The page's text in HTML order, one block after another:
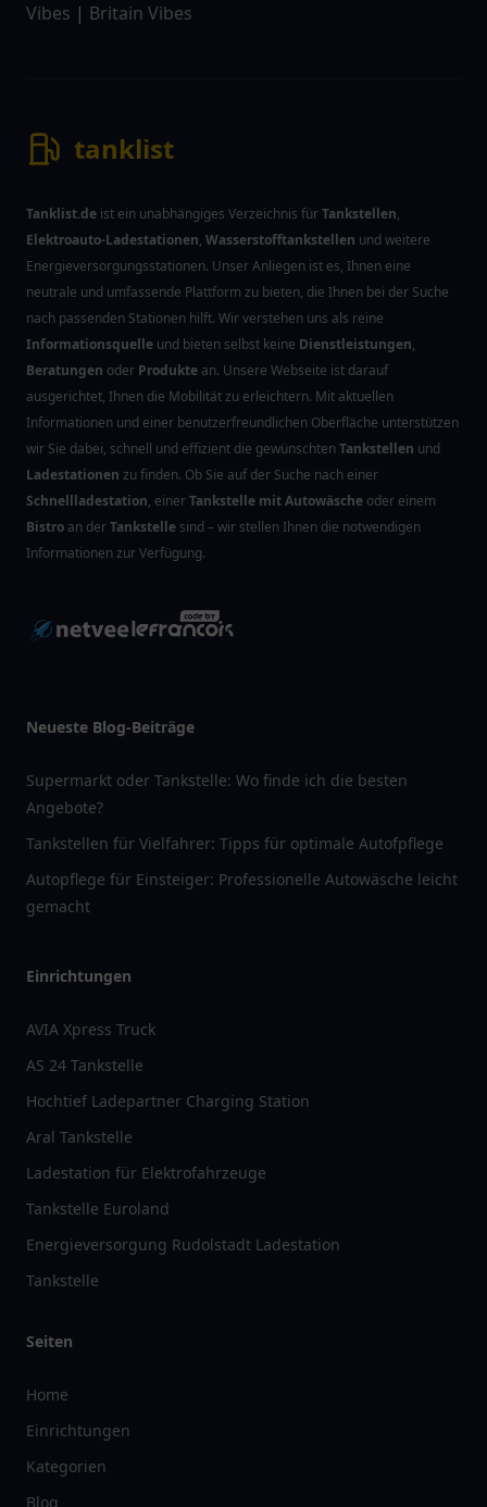
Vibes | Britain Vibes
tanklist
Tanklist.de ist ein unabhängiges Verzeichnis fürTankstellen,
Elektroauto-Ladestationen, Wasserstofftankstellen und weitere
Energieversorgungsstationen. Unser Anliegen ist es, Ihnen eine
neutrale und umfassende Plattform zu bieten, die Ihnen bei der Suche
nach passenden Stationen hilft. Wir verstehen uns als reine
Informationsquelle und bieten selbst keine Dienstleistungen,
Beratungen oder Produkte an. Unsere Webseite ist darauf
ausgerichtet, Ihnen die Mobilität zu erleichtern. Mit aktuellen
Informationen und einer benutzerfreundlichen Oberfläche unterstützen
wir Sie dabei, schnell und effizient die gewünschtenTankstellen und
Ladestationen zu finden. Ob Sie auf der Suche nach einer
Schnellladestation, einerTankstelle mit Autowäsche oder einem
Bistro an derTankstelle sind – wir stellen Ihnen die notwendigen
Informationen zur Verfügung.
Neueste Blog-Beiträge
Supermarkt oder Tankstelle: Wo finde ich die besten
Angebote?
Tankstellen für Vielfahrer: Tipps für optimale Autofpflege
Autopflege für Einsteiger: Professionelle Autowäsche leicht
gemacht
Einrichtungen
AVIA Xpress Truck
AS 24 Tankstelle
Hochtief Ladepartner Charging Station
Aral Tankstelle
Ladestation für Elektrofahrzeuge
Tankstelle Euroland
Energieversorgung Rudolstadt Ladestation
Tankstelle
Seiten
Home
Einrichtungen
Kategorien
Blog